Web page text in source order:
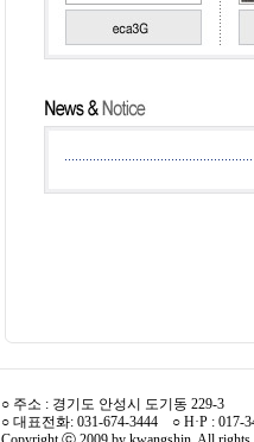
○ 주소 : 경기도 안성시 도기동 229-3
○ 대표전화: 031-674-3444 ○ H·P :